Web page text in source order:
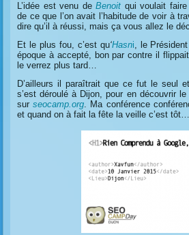
L’idée est venu deBenoit qui voulait faire
de ce que l’on avait l’habitude de voir à
dire qu’il à réussi, mais ça vous allez le
Et le plus fou, c’est qu‘Hasni, le
époque à accepté, bon par contre il
le verrez plus tard…
D’ailleurs il paraîtrait que ce fut le seul
s’est déroulé à Dijon, pour en découvrir
surseocamp.org. Ma conférence
et quand on à fait la fête la veille c’est tôt…